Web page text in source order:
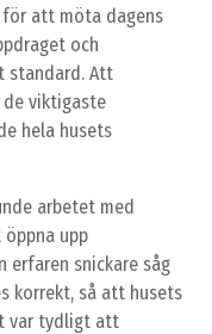
för att möta dagens
och
standard. Att
de viktigaste
hela husets
arbetet med
upp
erfaren snickare såg
korrekt, så att husets
var tydligt att